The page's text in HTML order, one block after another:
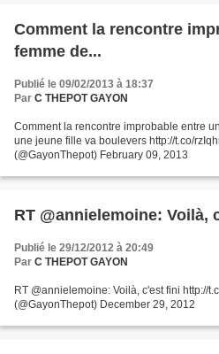
Comment la rencontre
femme de...
Publié le 09/02/2013 à 18:37
Par C THEPOT GAYON
Comment la rencontre improbable entre
une jeune fille va boulevers http://t.co/
(@GayonThepot) February 09, 2013
RT @annielemoine: Voilà,
Publié le 29/12/2012 à 20:49
Par C THEPOT GAYON
RT @annielemoine: Voilà, c'est fini http://
(@GayonThepot) December 29, 2012